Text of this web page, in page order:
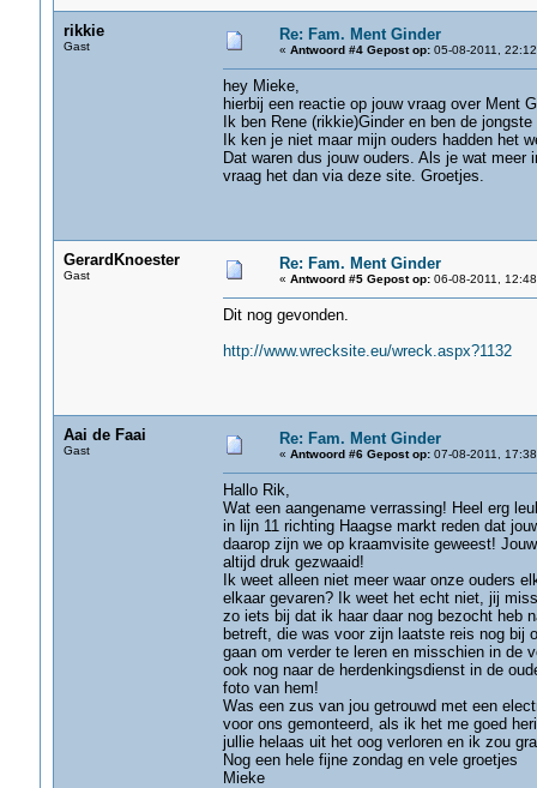
rikkie
Gast
Re: Fam. Ment Ginder
« Antwoord #4 Gepost op:05-08-2011,
hey Mieke,
hierbij een reactie op jouw vraag over Ment
Ik ben Rene (rikkie)Ginder en ben de
Ik ken je niet maar mijn ouders hadden het
Dat waren dus jouw ouders. Als je wat meer
vraag het dan via deze site. Groetjes.
GerardKnoester
Gast
Re: Fam. Ment Ginder
« Antwoord #5 Gepost op:06-08-2011,
Dit nog gevonden.
http://www.wrecksite.eu/wreck.aspx?1132
Aai de Faai
Gast
Re: Fam. Ment Ginder
« Antwoord #6 Gepost op:07-08-2011,
Hallo Rik,
Wat een aangename verrassing! Heel erg
in lijn 11 richting Haagse markt reden dat
daarop zijn we op kraamvisite geweest!
altijd druk gezwaaid!
Ik weet alleen niet meer waar onze ouders
elkaar gevaren? Ik weet het echt niet, jij
zo iets bij dat ik haar daar nog bezocht heb
betreft, die was voor zijn laatste reis nog bij
gaan om verder te leren en misschien in de
ook nog naar de herdenkingsdienst in de
foto van hem!
Was een zus van jou getrouwd met een
voor ons gemonteerd, als ik het me goed
jullie helaas uit het oog verloren en ik zou
Nog een hele fijne zondag en vele groetjes
Mieke